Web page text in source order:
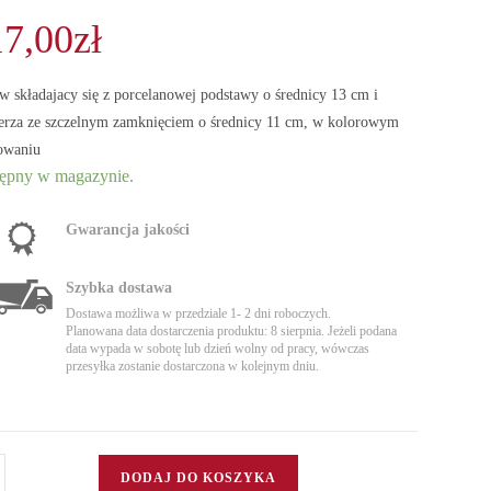
zł
składajacy się z porcelanowej podstawy o średnicy 13 cm i
ze szczelnym zamknięciem o średnicy 11 cm, w kolorowym
w magazynie.
Gwarancja jakości
Szybka dostawa
Dostawa możliwa w przedziale 1- 2 dni roboczych.
Planowana data dostarczenia produktu: 8 sierpnia. Jeżeli podana
data wypada w sobotę lub dzień wolny od pracy, wówczas
przesyłka zostanie dostarczona w kolejnym dniu.
DODAJ DO KOSZYKA